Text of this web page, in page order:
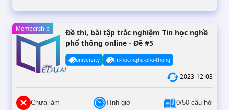
Membership
Đề thi, bài tập trắc nghiệm Tin học nghề
phổ thông online - Đề #5
university tin-hoc-nghe-pho-thong
2023-12-03
Chưa làm Tính giờ 0/50 câu hỏi